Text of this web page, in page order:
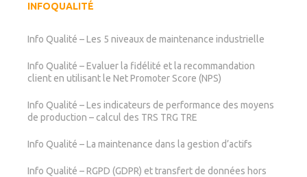
INFOQUALITÉ
Info Qualité – Les 5 niveaux de maintenance industrielle
Info Qualité – Evaluer la fidélité et la recommandation
client en utilisant le Net Promoter Score (NPS)
Info Qualité – Les indicateurs de performance des moyens
de production – calcul des TRS TRG TRE
Info Qualité – La maintenance dans la gestion d’actifs
Info Qualité – RGPD (GDPR) et transfert de données hors